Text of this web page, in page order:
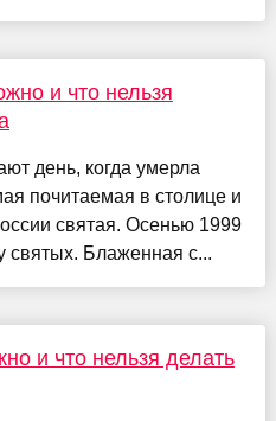
и что нельзя
день, когда умерла
почитаемая в столице и
святая. Осенью 1999
святых. Блаженная с...
и что нельзя делать